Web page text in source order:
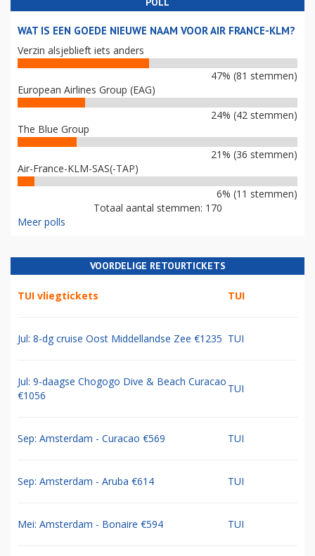
WAT IS EEN GOEDE NIEUWE NAAM VOOR AIR FRANCE-KLM?
Verzin alsjeblieft iets anders
47% (81 stemmen)
European Airlines Group (EAG)
24% (42 stemmen)
The Blue Group
21% (36 stemmen)
Air-France-KLM-SAS(-TAP)
6% (11 stemmen)
Totaal aantal stemmen: 170
Meer polls
VOORDELIGE RETOURTICKETS
TUI vliegtickets TUI
Jul: 8-dg cruise Oost Middellandse Zee €1235 TUI
Jul: 9-daagse Chogogo Dive & Beach Curacao
€1056
TUI
Sep: Amsterdam - Curacao €569 TUI
Sep: Amsterdam - Aruba €614 TUI
Mei: Amsterdam - Bonaire €594 TUI